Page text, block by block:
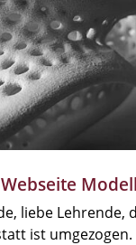
liebe Lehrende,
ist umgezogen.